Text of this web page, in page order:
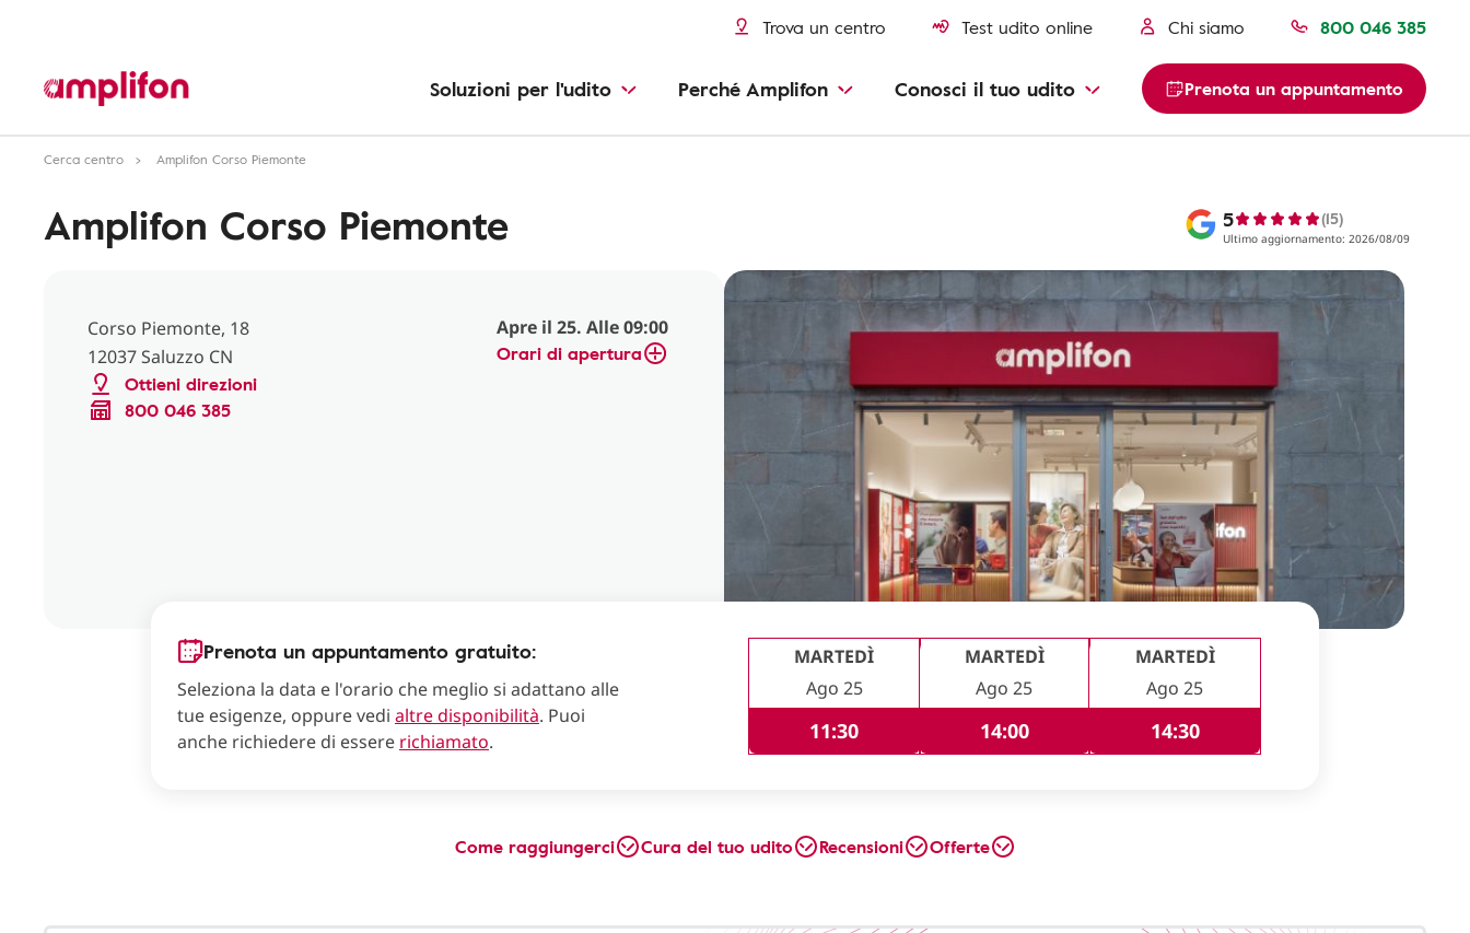
Trova un centro Test udito online Chi siamo 800 046 385
Soluzioni per l'udito Perché Amplifon Conosci il tuo udito Prenota un appuntamento
Cerca centro Amplifon Corso Piemonte
Amplifon Corso Piemonte 5 (15)
Ultimo aggiornamento: 2026/08/09
Corso Piemonte, 18
12037 Saluzzo CN
Ottieni direzioni
800 046 385
Apre il 25. Alle 09:00
Orari di apertura
Prenota un appuntamento gratuito:
Seleziona la data e l'orario che meglio si adattano alle
tue esigenze, oppure vedi altre disponibilità. Puoi
anche richiedere di essere richiamato.
MARTEDÌ
Ago 25
11:30
MARTEDÌ
Ago 25
14:00
MARTEDÌ
Ago 25
14:30
Come raggiungerci Cura del tuo udito Recensioni Offerte